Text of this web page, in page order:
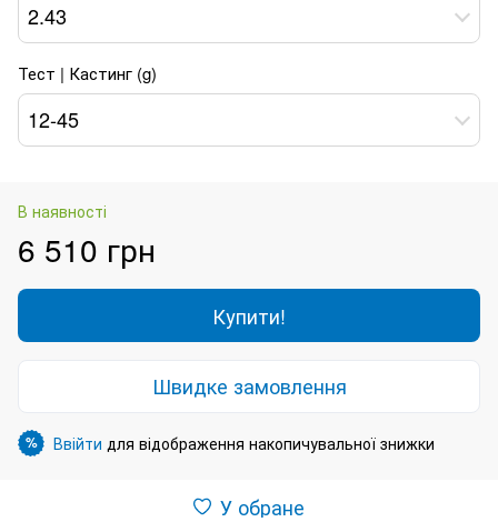
2.43
Тест | Кастинг (g)
12-45
В наявності
6 510 грн
Купити!
Швидке замовлення
% Ввійти для відображення накопичувальної знижки
У обране